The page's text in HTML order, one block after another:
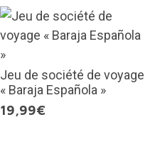
Jeu de société de voyage
« Baraja Española »
19,99€